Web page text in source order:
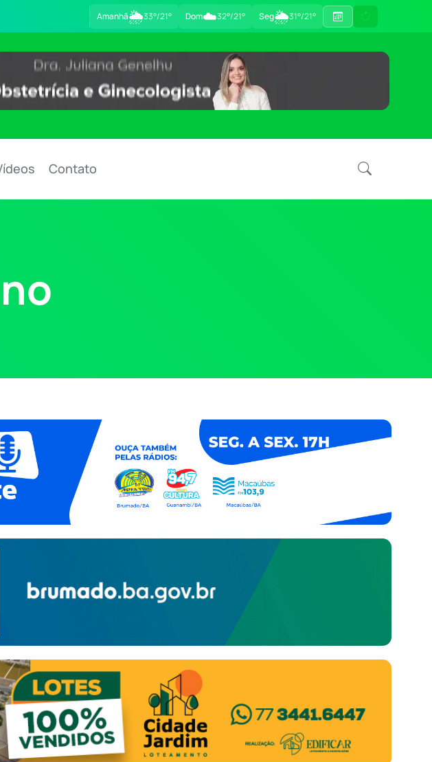
Amanhã🌦33°/21° Dom☁️32°/21° Seg🌦31°/21°
Contato